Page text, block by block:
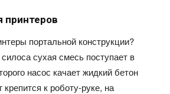
принтеров
портальной конструкции?
сухая смесь поступает в
насос качает жидкий бетон
к роботу-руке, на